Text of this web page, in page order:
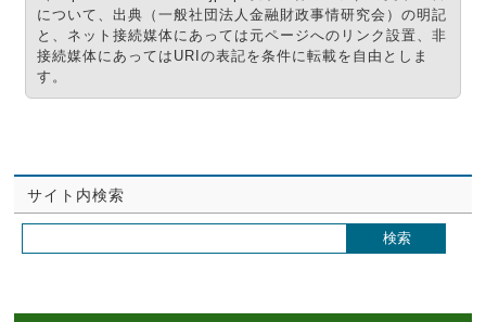
について、出典（一般社団法人金融財政事情研究会）の明記
と、ネット接続媒体にあっては元ページへのリンク設置、非
接続媒体にあってはURIの表記を条件に転載を自由としま
す。
サイト内検索